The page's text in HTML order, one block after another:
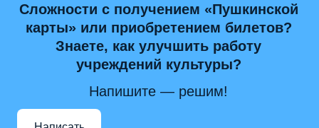
Сложности с получением «Пушкинской
карты» или приобретением билетов?
Знаете, как улучшить работу
учреждений культуры?
Напишите — решим!